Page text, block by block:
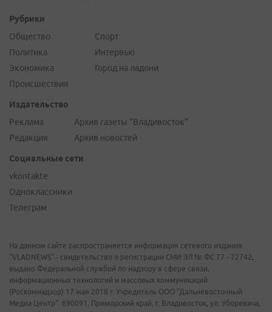
Рубрики
Общество
Политика
Экономика
Происшествия
Спорт
Интервью
Город на ладони
Издательство
Реклама
Редакция
Архив газеты "Владивосток"
Архив новостей
Социальные сети
vkontakte
Одноклассники
Телеграм
На данном сайте распространяется информация сетевого издания
"VLADNEWS" - свидетельство о регистрации СМИ ЭЛ № ФС 77 - 72742,
выдано Федеральной службой по надзору в сфере связи,
информационных технологий и массовых коммуникаций
(Роскомнадзор) 17 мая 2018 г. Учредитель ООО "Дальневосточный
Медиа Центр". 690091, Приморский край, г. Владивосток, ул. Уборевича,